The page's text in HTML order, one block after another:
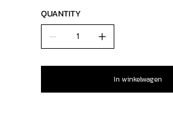
QUANTITY
In winkelwagen